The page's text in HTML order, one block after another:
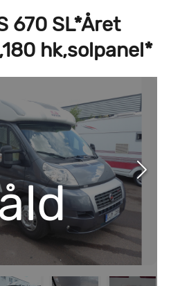
670 SL*Året
hk,solpanel*